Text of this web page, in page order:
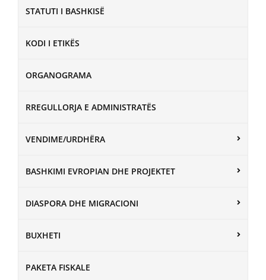
STATUTI I BASHKISË
KODI I ETIKËS
ORGANOGRAMA
RREGULLORJA E ADMINISTRATËS
VENDIME/URDHËRA
BASHKIMI EVROPIAN DHE PROJEKTET
DIASPORA DHE MIGRACIONI
BUXHETI
PAKETA FISKALE